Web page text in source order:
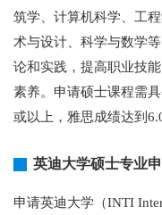
筑学、计算机科学、工
术与设计、科学与数学
论和实践，提高职业技
素养。申请硕士课程需
或以上，雅思成绩达到
英迪大学硕士专业
申请英迪大学（INTI